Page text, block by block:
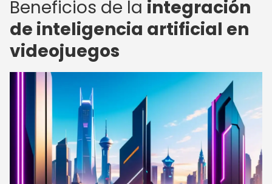
Beneficios de la integración
de inteligencia artificial en
videojuegos